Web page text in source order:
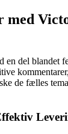
med
en del blandet
de fælles